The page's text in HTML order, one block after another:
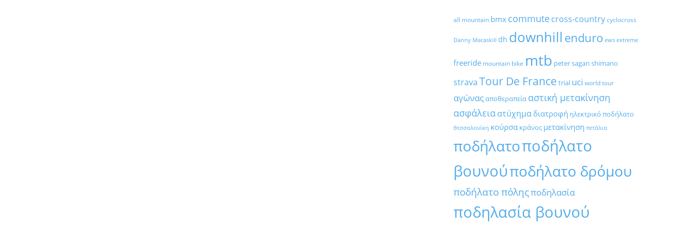
all mountain bmx commutecross-countrycyclocross
Danny Macaskill dh downhill enduro ews extreme
freeride mountain bike mtb peter sagan shimano
stravaTour De France trial uci world tour
αγώναςαποθεραπεία αστική μετακίνηση
ασφάλειαατύχημα διατροφή ηλεκτρικό ποδήλατο
θεσσαλονίκη κούρσα κράνος μετακίνηση πετάλια
ποδήλατοποδήλατο
βουνούποδήλατο δρόμου
ποδήλατο πόληςποδηλασία
ποδηλασία βουνού